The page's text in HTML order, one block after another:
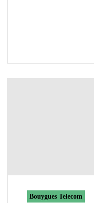
Bouygues Telecom